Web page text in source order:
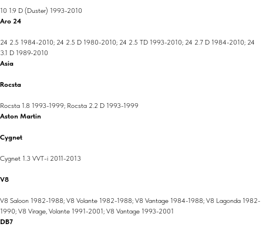
10 1.9 D (Duster) 1993-2010
Aro 24
24 2.5 1984-2010; 24 2.5 D 1980-2010; 24 2.5 TD 1993-2010; 24 2.7 D 1984-2010; 24
3.1 D 1989-2010
Asia
Rocsta
Rocsta 1.8 1993-1999; Rocsta 2.2 D 1993-1999
Aston Martin
Cygnet
Cygnet 1.3 VVT-i 2011-2013
V8
V8 Saloon 1982-1988; V8 Volante 1982-1988; V8 Vantage 1984-1988; V8 Lagonda 1982-
1990; V8 Virage, Volante 1991-2001; V8 Vantage 1993-2001
DB7